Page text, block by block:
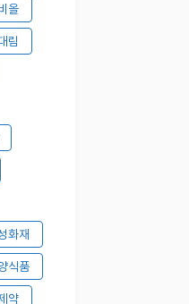
올
림
화재
식품
약